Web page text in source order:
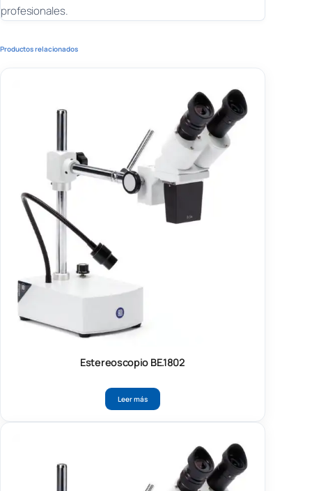
profesionales.
Productos relacionados
Estereoscopio BE.1802
Leer más